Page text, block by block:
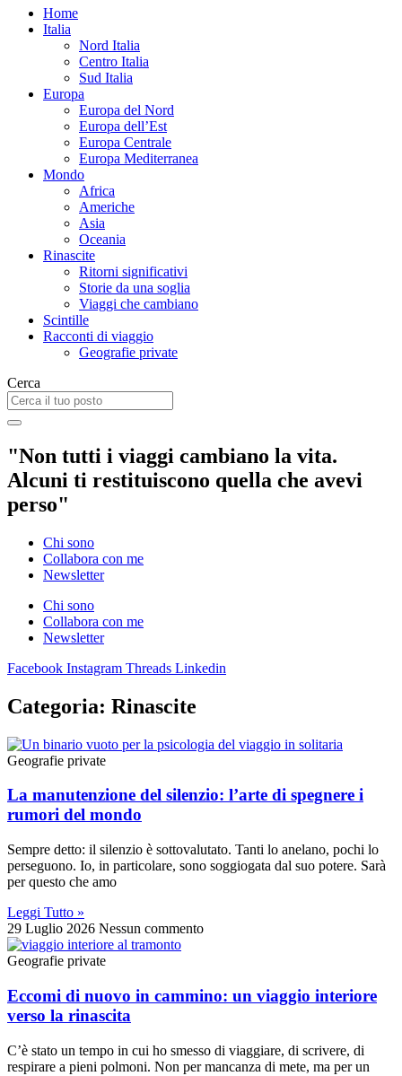
Home
Italia
Nord Italia
Centro Italia
Sud Italia
Europa
Europa del Nord
Europa dell’Est
Europa Centrale
Europa Mediterranea
Mondo
Africa
Americhe
Asia
Oceania
Rinascite
Ritorni significativi
Storie da una soglia
Viaggi che cambiano
Scintille
Racconti di viaggio
Geografie private
Cerca
"Non tutti i viaggi cambiano la vita.
Alcuni ti restituiscono quella che avevi
perso"
Chi sono
Collabora con me
Newsletter
Chi sono
Collabora con me
Newsletter
Facebook Instagram Threads Linkedin
Categoria: Rinascite
Geografie private
La manutenzione del silenzio: l’arte di spegnere i
rumori del mondo
Sempre detto: il silenzio è sottovalutato. Tanti lo anelano, pochi lo
perseguono. Io, in particolare, sono soggiogata dal suo potere. Sarà
per questo che amo
Leggi Tutto »
29 Luglio 2026 Nessun commento
Geografie private
Eccomi di nuovo in cammino: un viaggio interiore
verso la rinascita
C’è stato un tempo in cui ho smesso di viaggiare, di scrivere, di
respirare a pieni polmoni. Non per mancanza di mete, ma per un